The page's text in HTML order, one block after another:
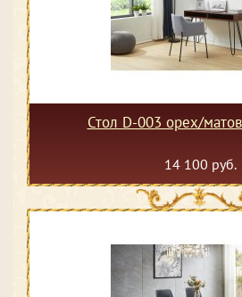
Стол D-003 орех/
14 100 руб.